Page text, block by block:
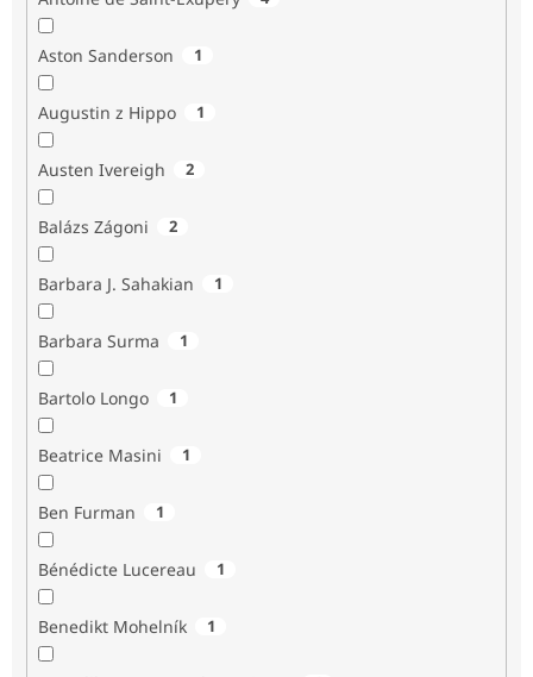
Aston Sanderson 1
Augustin z Hippo 1
Austen Ivereigh 2
Balázs Zágoni 2
Barbara J. Sahakian 1
Barbara Surma 1
Bartolo Longo 1
Beatrice Masini 1
Ben Furman 1
Bénédicte Lucereau 1
Benedikt Mohelník 1